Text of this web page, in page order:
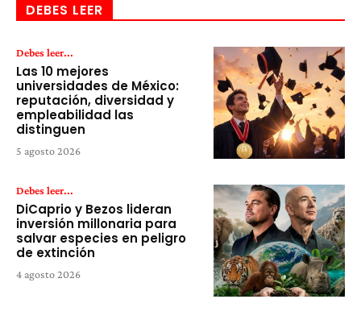
DEBES LEER
Debes leer...
Las 10 mejores
universidades de México:
reputación, diversidad y
empleabilidad las
distinguen
5 agosto 2026
Debes leer...
DiCaprio y Bezos lideran
inversión millonaria para
salvar especies en peligro
de extinción
4 agosto 2026